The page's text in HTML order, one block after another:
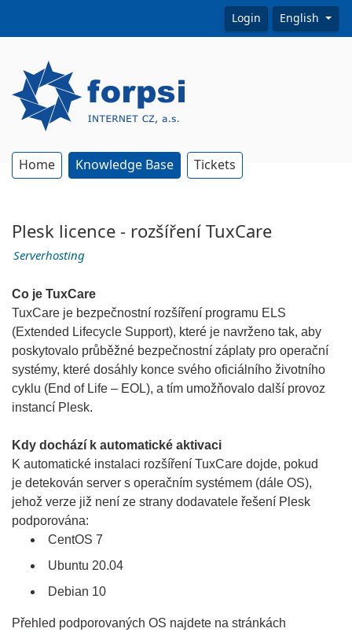
Login English
Home Knowledge Base Tickets
Plesk licence - rozšíření TuxCare
Serverhosting
Co je TuxCare
TuxCare je bezpečnostní rozšíření programu ELS
(Extended Lifecycle Support), které je navrženo tak, aby
poskytovalo průběžné bezpečnostní záplaty pro operační
systémy, které dosáhly konce svého oficiálního životního
cyklu (End of Life – EOL), a tím umožňovalo další provoz
instancí Plesk.
Kdy dochází k automatické aktivaci
K automatické instalaci rozšíření TuxCare dojde, pokud
je detekován server s operačním systémem (dále OS),
jehož verze již není ze strany dodavatele řešení Plesk
podporována:
CentOS 7
Ubuntu 20.04
Debian 10
Přehled podporovaných OS najdete na stránkách